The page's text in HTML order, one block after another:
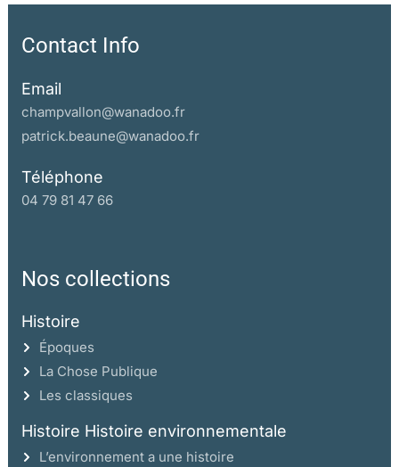
Contact Info
Email
champvallon@wanadoo.fr
patrick.beaune@wanadoo.fr
Téléphone
04 79 81 47 66
Nos collections
Histoire
Époques
La Chose Publique
Les classiques
Histoire Histoire environnementale
L’environnement a une histoire